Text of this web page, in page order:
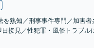
を熟知／刑事事件専門／加害
接見／性犯罪・風俗トラブル